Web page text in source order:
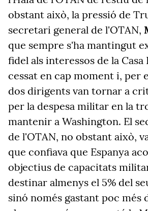
obstant això, la pressió de
secretari general de l'OTAN,
que sempre s'ha mantingut
fidel als interessos de la Casa
cessat en cap moment i, per
dos dirigents van tornar a
per la despesa militar en la
mantenir a Washington. El
de l'OTAN, no obstant això,
que confiava que Espanya
objectius de capacitats
destinar almenys el 5% del
sinó només gastant poc més